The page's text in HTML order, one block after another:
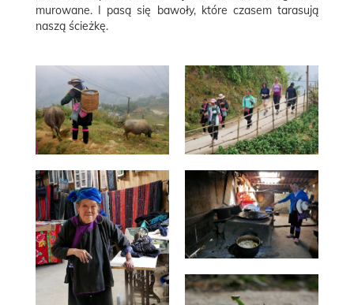
murowane. I pasą się bawoły, które czasem tarasują
naszą ścieżkę.